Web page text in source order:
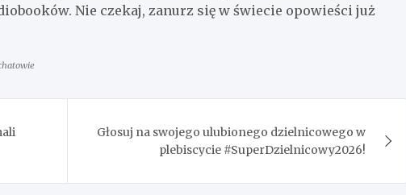
Nie czekaj, zanurz się w świecie opowieści już
Głosuj na swojego ulubionego dzielnicowego w
plebiscycie #SuperDzielnicowy2026!